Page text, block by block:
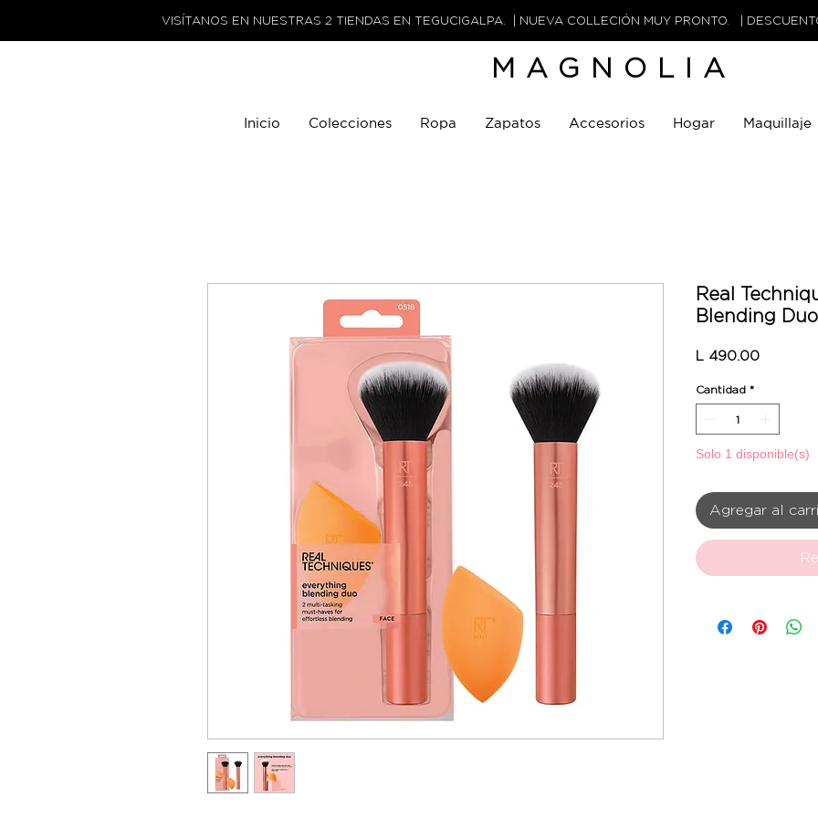
VISÍTANOS EN NUESTRAS 2 TIENDAS EN TEGUCIGALPA. | NUEVA COLLECIÓN MUY PRONTO. |
MAGNOLIA
Inicio Colecciones Ropa Zapatos Accesorios Hogar Maquillaje
Real
Blending Duo
L 490.00Precio
Cantidad *
Solo 1 disponible(s)
Agregar al